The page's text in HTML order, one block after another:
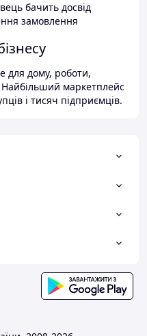
бачить досвід
замовлення
для дому, роботи,
Найбільший маркетплейс
і тисяч підприємців.